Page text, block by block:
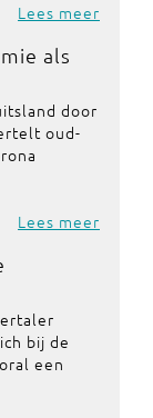
Lees meer
als
door
oud-
Lees meer
bij de
een